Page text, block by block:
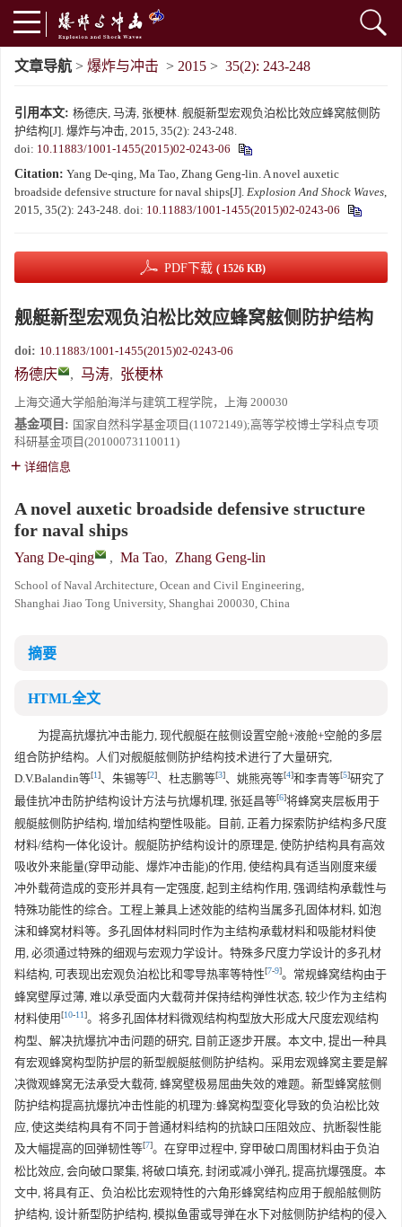
文章导航 > 爆炸与冲击 > 2015 > 35(2): 243-248
引用本文: 杨德庆, 马涛, 张梗林. 舰艇新型宏观负泊松比效应蜂窝舷侧防
护结构[J]. 爆炸与冲击, 2015, 35(2): 243-248.
doi: 10.11883/1001-1455(2015)02-0243-06
Citation: Yang De-qing, Ma Tao, Zhang Geng-lin. A novel auxetic
broadside defensive structure for naval ships[J]. Explosion And Shock Waves,
2015, 35(2): 243-248. doi: 10.11883/1001-1455(2015)02-0243-06
PDF下载 ( 1526 KB)
舰艇新型宏观负泊松比效应蜂窝舷侧防护结构
doi: 10.11883/1001-1455(2015)02-0243-06
杨德庆 , 马涛, 张梗林
上海交通大学船舶海洋与建筑工程学院，上海 200030
基金项目: 国家自然科学基金项目(11072149);高等学校博士学科点专项
科研基金项目(20100073110011)
详细信息
A novel auxetic broadside defensive structure
for naval ships
Yang De-qing , Ma Tao, Zhang Geng-lin
School of Naval Architecture, Ocean and Civil Engineering,
Shanghai Jiao Tong University, Shanghai 200030, China
摘要
HTML全文
为提高抗爆抗冲击能力, 现代舰艇在舷侧设置空舱+液舱+空舱的多层
组合防护结构。人们对舰艇舷侧防护结构技术进行了大量研究,
D.V.Balandin等[1]、朱锡等[2]、杜志鹏等[3]、姚熊亮等[4]和李青等[5]研究了
最佳抗冲击防护结构设计方法与抗爆机理, 张延昌等[6]将蜂窝夹层板用于
舰艇舷侧防护结构, 增加结构塑性吸能。目前, 正着力探索防护结构多尺度
材料/结构一体化设计。舰艇防护结构设计的原理是, 使防护结构具有高效
吸收外来能量(穿甲动能、爆炸冲击能)的作用, 使结构具有适当刚度来缓
冲外载荷造成的变形并具有一定强度, 起到主结构作用, 强调结构承载性与
特殊功能性的综合。工程上兼具上述效能的结构当属多孔固体材料, 如泡
沫和蜂窝材料等。多孔固体材料同时作为主结构承载材料和吸能材料使
用, 必须通过特殊的细观与宏观力学设计。特殊多尺度力学设计的多孔材
料结构, 可表现出宏观负泊松比和零导热率等特性[7-9]。常规蜂窝结构由于
蜂窝壁厚过薄, 难以承受面内大载荷并保持结构弹性状态, 较少作为主结构
材料使用[10-11]。将多孔固体材料微观结构构型放大形成大尺度宏观结构
构型、解决抗爆抗冲击问题的研究, 目前正逐步开展。本文中, 提出一种具
有宏观蜂窝构型防护层的新型舰艇舷侧防护结构。采用宏观蜂窝主要是解
决微观蜂窝无法承受大载荷, 蜂窝壁极易屈曲失效的难题。新型蜂窝舷侧
防护结构提高抗爆抗冲击性能的机理为:蜂窝构型变化导致的负泊松比效
应, 使这类结构具有不同于普通材料结构的抗缺口压阻效应、抗断裂性能
及大幅提高的回弹韧性等[7]。在穿甲过程中, 穿甲破口周围材料由于负泊
松比效应, 会向破口聚集, 将破口填充, 封闭或减小弹孔, 提高抗爆强度。本
文中, 将具有正、负泊松比宏观特性的六角形蜂窝结构应用于舰船舷侧防
护结构, 设计新型防护结构, 模拟鱼雷或导弹在水下对舷侧防护结构的侵入